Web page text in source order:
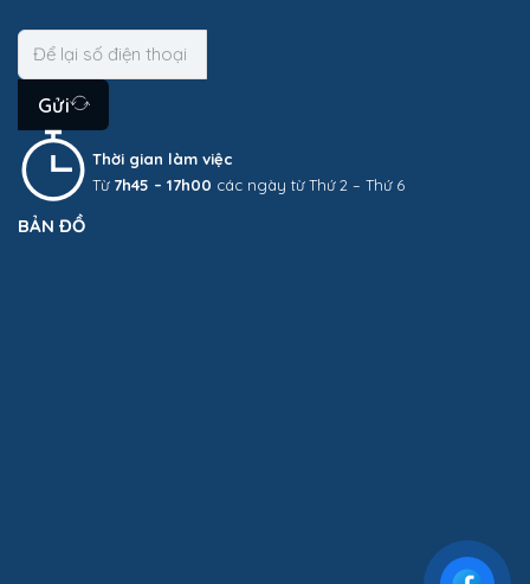
Gửi
Thời gian làm việc
Từ 7h45 – 17h00 các ngày từ Thứ 2 – Thứ 6
BẢN ĐỒ